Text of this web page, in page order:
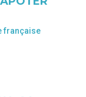
française